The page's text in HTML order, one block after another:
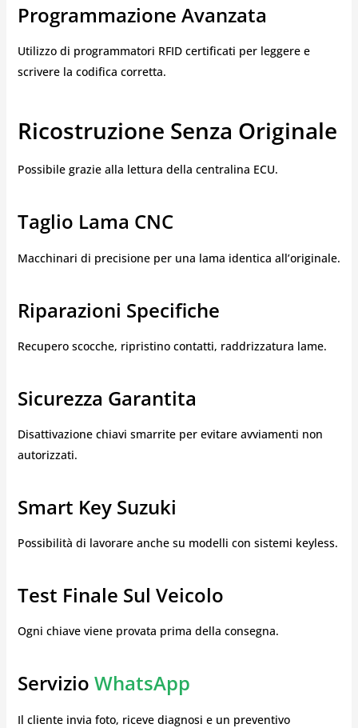
Programmazione Avanzata
Utilizzo di programmatori RFID certificati per leggere e
scrivere la codifica corretta.
Ricostruzione Senza Originale
Possibile grazie alla lettura della centralina ECU.
Taglio Lama CNC
Macchinari di precisione per una lama identica all’originale.
Riparazioni Specifiche
Recupero scocche, ripristino contatti, raddrizzatura lame.
Sicurezza Garantita
Disattivazione chiavi smarrite per evitare avviamenti non
autorizzati.
Smart Key Suzuki
Possibilità di lavorare anche su modelli con sistemi keyless.
Test Finale Sul Veicolo
Ogni chiave viene provata prima della consegna.
Servizio WhatsApp
Il cliente invia foto, riceve diagnosi e un preventivo